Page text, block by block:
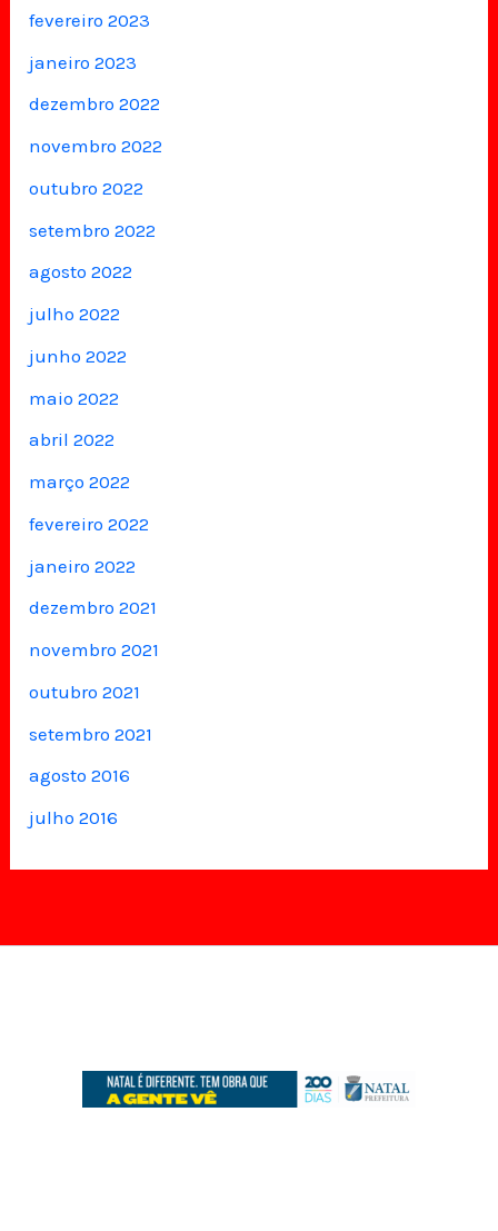
fevereiro 2023
janeiro 2023
dezembro 2022
novembro 2022
outubro 2022
setembro 2022
agosto 2022
julho 2022
junho 2022
maio 2022
abril 2022
março 2022
fevereiro 2022
janeiro 2022
dezembro 2021
novembro 2021
outubro 2021
setembro 2021
agosto 2016
julho 2016